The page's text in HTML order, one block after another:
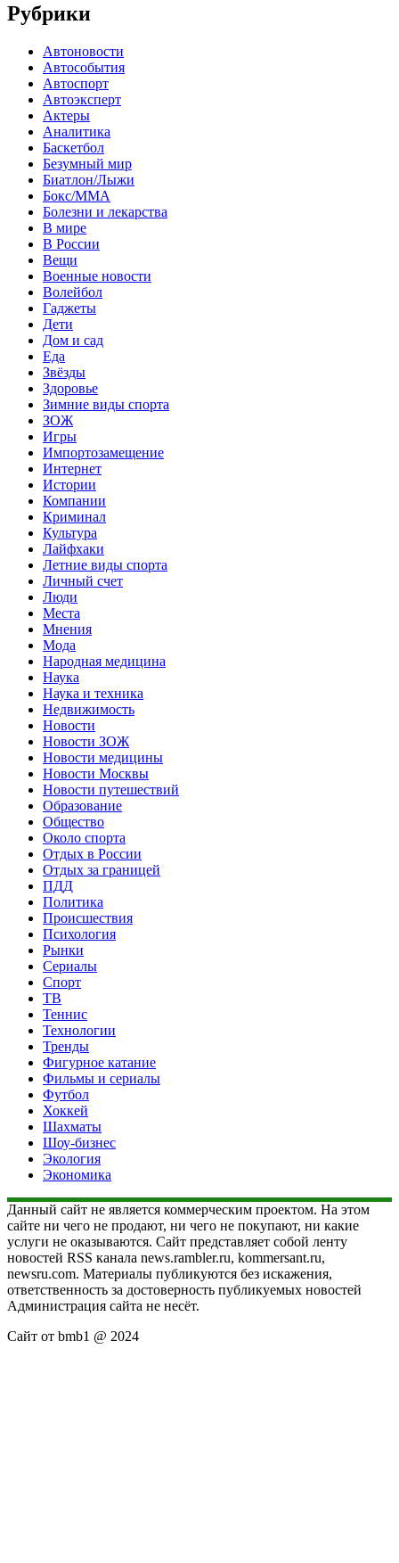
Рубрики
Автоновости
Автособытия
Автоспорт
Автоэксперт
Актеры
Аналитика
Баскетбол
Безумный мир
Биатлон/Лыжи
Бокс/MMA
Болезни и лекарства
В мире
В России
Вещи
Военные новости
Волейбол
Гаджеты
Дети
Дом и сад
Еда
Звёзды
Здоровье
Зимние виды спорта
ЗОЖ
Игры
Импортозамещение
Интернет
Истории
Компании
Криминал
Культура
Лайфхаки
Летние виды спорта
Личный счет
Люди
Места
Мнения
Мода
Народная медицина
Наука
Наука и техника
Недвижимость
Новости
Новости ЗОЖ
Новости медицины
Новости Москвы
Новости путешествий
Образование
Общество
Около спорта
Отдых в России
Отдых за границей
ПДД
Политика
Происшествия
Психология
Рынки
Сериалы
Спорт
ТВ
Теннис
Технологии
Тренды
Фигурное катание
Фильмы и сериалы
Футбол
Хоккей
Шахматы
Шоу-бизнес
Экология
Экономика
Данный сайт не является коммерческим проектом. На этом
сайте ни чего не продают, ни чего не покупают, ни какие
услуги не оказываются. Сайт представляет собой ленту
новостей RSS канала news.rambler.ru, kommersant.ru,
newsru.com. Материалы публикуются без искажения,
ответственность за достоверность публикуемых новостей
Администрация сайта не несёт.
Сайт от bmb1 @ 2024